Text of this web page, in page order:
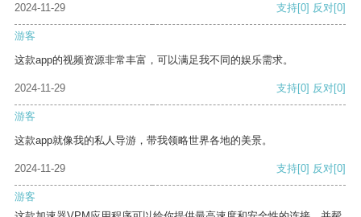
2024-11-29 支持[0] 反对[0]
游客
这款app的视频资源非常丰富，可以满足我不同的娱乐需求。
2024-11-29 支持[0] 反对[0]
游客
这款app就像我的私人导游，带我领略世界各地的美景。
2024-11-29 支持[0] 反对[0]
游客